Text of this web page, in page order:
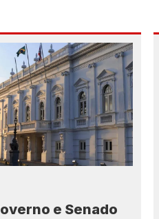
e Senado